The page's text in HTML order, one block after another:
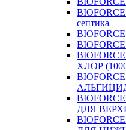
BIOFORCE
септика
BIOFORCE
BIOFORCE
ХЛОР
ДЛЯ